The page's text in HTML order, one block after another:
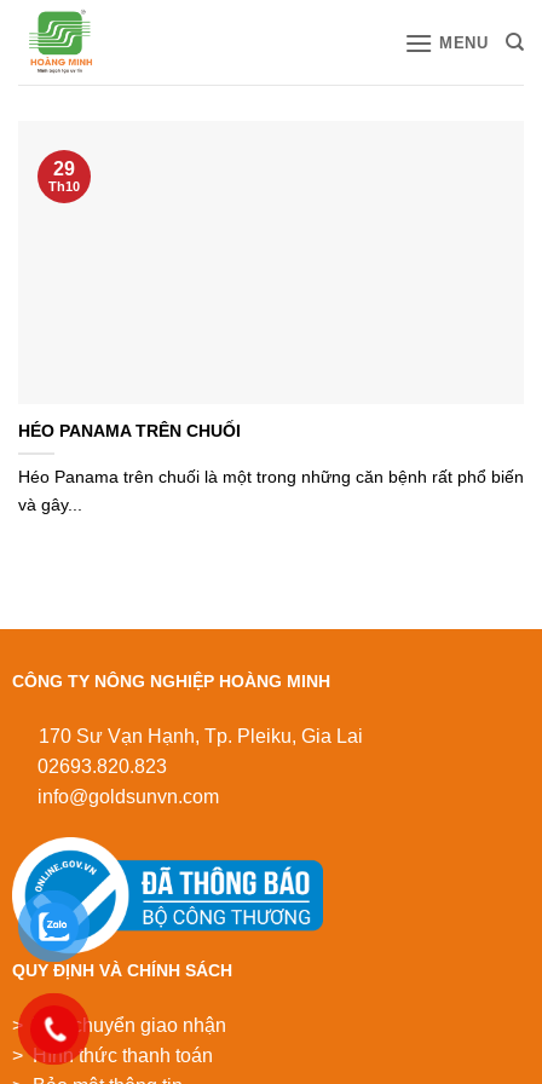
qua
MENU
HÉO PANAMA TRÊN CHUỐI
Héo Panama trên chuối là một trong những căn bệnh rất phổ biến
và gây...
29
Th10
CÔNG TY NÔNG NGHIỆP HOÀNG MINH
170 Sư Vạn Hạnh, Tp. Pleiku, Gia Lai
02693.820.823
info@goldsunvn.com
QUY ĐỊNH VÀ CHÍNH SÁCH
> Vận chuyển giao nhận
> Hình thức thanh toán